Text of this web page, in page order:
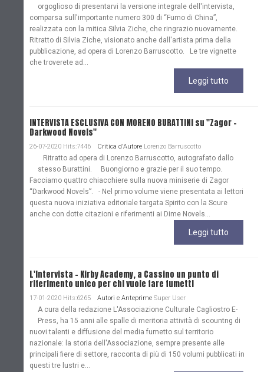
orgoglioso di presentarvi la versione integrale dell'intervista,
comparsa sull'importante numero 300 di “Fumo di China”,
realizzata con la mitica Silvia Ziche, che ringrazio nuovamente.
Ritratto di Silvia Ziche, visionato anche dall'artista prima della
pubblicazione, ad opera di Lorenzo Barruscotto. Le tre vignette
che troverete ad...
Leggi tutto
INTERVISTA ESCLUSIVA CON MORENO BURATTINI su "Zagor -
Darkwood Novels"
26-07-2020 Hits:7446 Critica d'Autore Lorenzo Barruscotto
Ritratto ad opera di Lorenzo Barruscotto, autografato dallo
stesso Burattini. Buongiorno e grazie per il suo tempo.
Facciamo quattro chiacchiere sulla nuova miniserie di Zagor
“Darkwood Novels”. - Nel primo volume viene presentata ai lettori
questa nuova iniziativa editoriale targata Spirito con la Scure
anche con dotte citazioni e riferimenti ai Dime Novels...
Leggi tutto
L'Intervista - Kirby Academy, a Cassino un punto di
riferimento unico per chi vuole fare fumetti
17-01-2020 Hits:6265 Autori e Anteprime Super User
A cura della redazione L'Associazione Culturale Cagliostro E-
Press, ha 15 anni alle spalle di meritoria attività di scountng di
nuovi talenti e diffusione del media fumetto sul territorio
nazionale: la storia dell'Associazione, sempre presente alle
principali fiere di settore, racconta di più di 150 volumi pubblicati in
questi tre lustri e...